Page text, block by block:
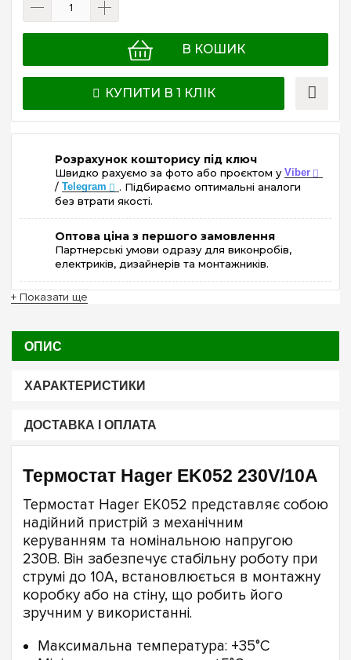
В КОШИК
КУПИТИ В 1 КЛІК
Розрахунок кошторису під ключ
Швидко рахуємо за фото або проєктом у Viber
/ Telegram
. Підбираємо оптимальні аналоги
без втрати якості.
Оптова ціна з першого замовлення
Партнерські умови одразу для виконробів,
електриків, дизайнерів та монтажників.
+ Показати ще
ОПИС
ХАРАКТЕРИСТИКИ
ДОСТАВКА І ОПЛАТА
Термостат Hager EK052 230V/10A
Термостат Hager EK052 представляє собою
надійний пристрій з механічним
керуванням та номінальною напругою
230В. Він забезпечує стабільну роботу при
струмі до 10А, встановлюється в монтажну
коробку або на стіну, що робить його
зручним у використанні.
Максимальна температура: +35°C